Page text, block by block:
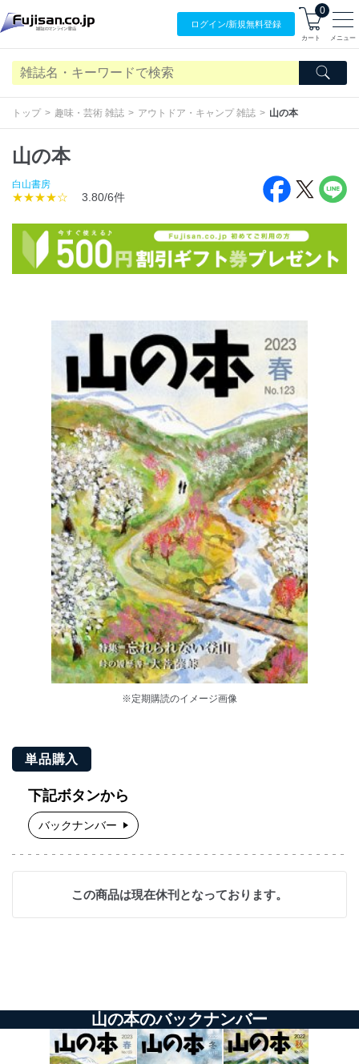
ログイン/新規無料登録
0
カート メニュー
トップ 趣味・芸術 雑誌 アウトドア・キャンプ 雑誌 山の本
山の本
白山書房
★★★★☆ 3.80/6件
※定期購読のイメージ画像
単品購入
下記ボタンから
バックナンバー
この商品は現在休刊となっております。
山の本のバックナンバー